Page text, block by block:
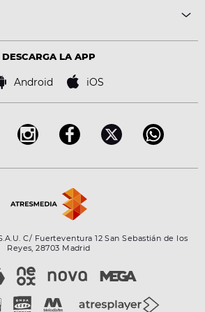
DESCARGA LA APP
Android iOS
C/ Fuerteventura 12 San Sebastián de los
Reyes, 28703 Madrid